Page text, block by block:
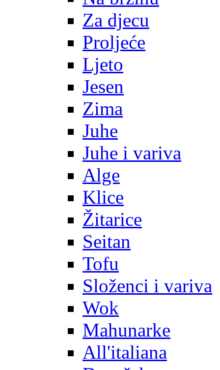
Za djecu
Proljeće
Ljeto
Jesen
Zima
Juhe
Juhe i variva
Alge
Klice
Žitarice
Seitan
Tofu
Složenci i variva
Wok
Mahunarke
All'italiana